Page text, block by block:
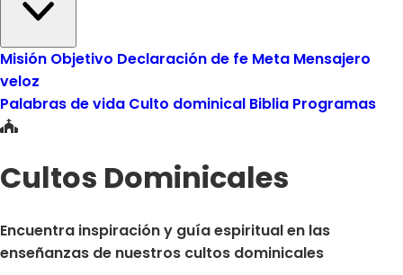
Misión Objetivo Declaración de fe Meta Mensajero
veloz
Palabras de vida Culto dominical Biblia Programas
Cultos Dominicales
Encuentra inspiración y guía espiritual en las
enseñanzas de nuestros cultos dominicales